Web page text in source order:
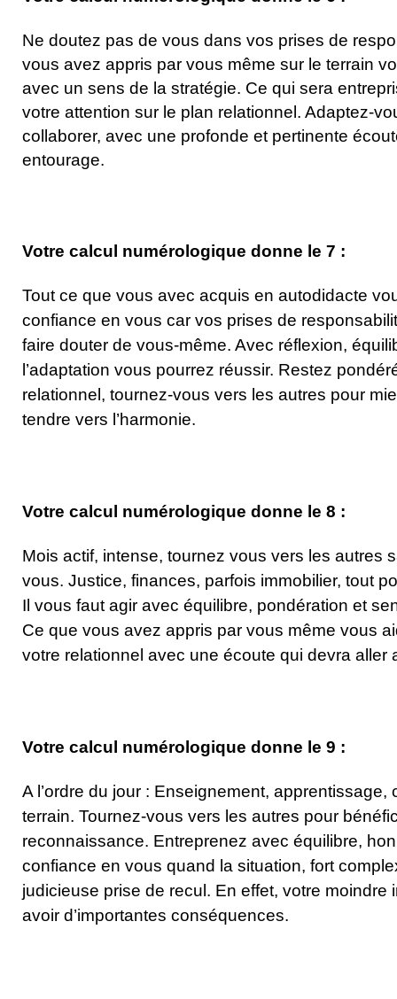
Ne doutez pas de vous dans vos prises de
vous avez appris par vous même sur le terrain
avec un sens de la stratégie. Ce qui sera
votre attention sur le plan relationnel. Adaptez-
collaborer, avec une profonde et pertinente
entourage.
Votre calcul numérologique donne le 7 :
Tout ce que vous avec acquis en autodidacte
confiance en vous car vos prises de
faire douter de vous-même. Avec réflexion,
l’adaptation vous pourrez réussir. Restez
relationnel, tournez-vous vers les autres pour
tendre vers l’harmonie.
Votre calcul numérologique donne le 8 :
Mois actif, intense, tournez vous vers les autres
vous. Justice, finances, parfois immobilier, tout
Il vous faut agir avec équilibre, pondération et
Ce que vous avez appris par vous même vous
votre relationnel avec une écoute qui devra
Votre calcul numérologique donne le 9 :
A l’ordre du jour : Enseignement, apprentissage,
terrain. Tournez-vous vers les autres pour
reconnaissance. Entreprenez avec équilibre,
confiance en vous quand la situation, fort
judicieuse prise de recul. En effet, votre moindre
avoir d’importantes conséquences.